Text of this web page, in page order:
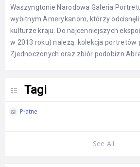
Waszyngtonie Narodowa Galeria
wybitnym Amerykanom, którzy
kulturze kraju. Do najcenniejszych
w 2013 roku) należą: kolekcja portretów
Zjednoczonych oraz zbiór podobizn
Tagi
Płatne
See All